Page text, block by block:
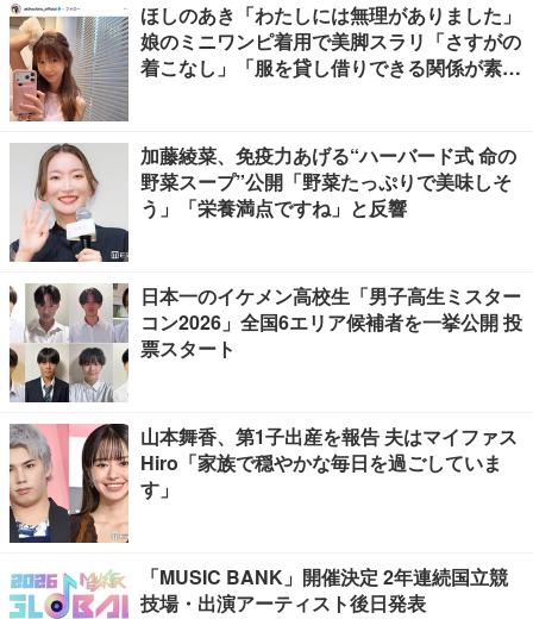
ほしのあき「わたしには無理がありました」
娘のミニワンピ着用で美脚スラリ「さすがの
着こなし」「服を貸し借りできる関係が素
加藤綾菜、免疫力あげる“ハーバード式 命の
野菜スープ”公開「野菜たっぷりで美味しそ
う」「栄養満点ですね」と反響
日本一のイケメン高校生「男子高生ミスター
コン2026」全国6エリア候補者を一挙公開 投
票スタート
山本舞香、第1子出産を報告 夫はマイファス
Hiro「家族で穏やかな毎日を過ごしていま
す」
「MUSIC BANK」開催決定 2年連続国立競
技場・出演アーティスト後日発表